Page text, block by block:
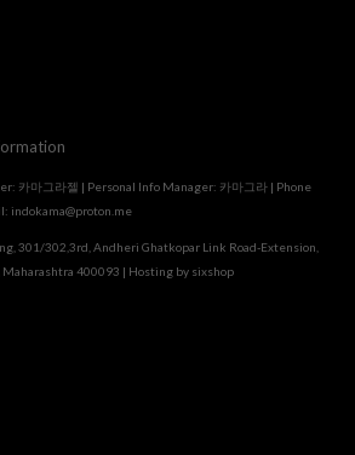
카마그라젤 | Personal Info Manager: 카마그라 | Phone
indokama@proton.me
301/302,3rd, Andheri Ghatkopar Link Road-Extension,
Maharashtra 400093 | Hosting by sixshop